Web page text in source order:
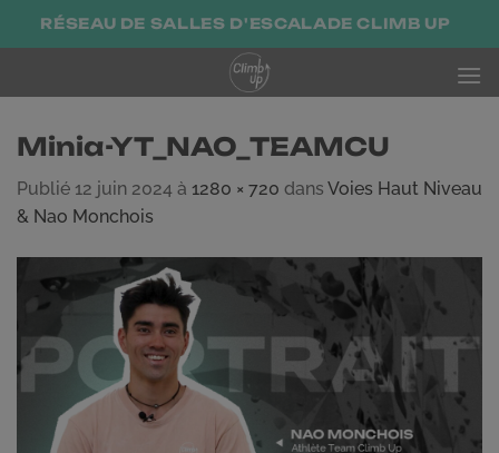
PasserRÉSEAU DE SALLES D'ESCALADE CLIMB UP
Minia-YT_NAO_TEAMCU
Publié 12 juin 2024 à 1280 × 720 dans Voies Haut Niveau
& Nao Monchois